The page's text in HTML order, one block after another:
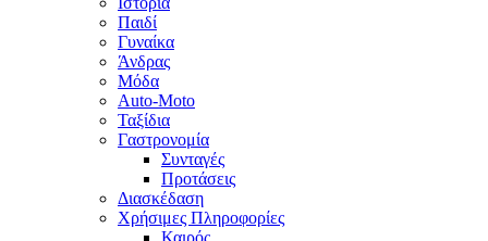
Παιδί
Γυναίκα
Άνδρας
Μόδα
Auto-Moto
Ταξίδια
Γαστρονομία
Συνταγές
Προτάσεις
Διασκέδαση
Χρήσιμες Πληροφορίες
Καιρός